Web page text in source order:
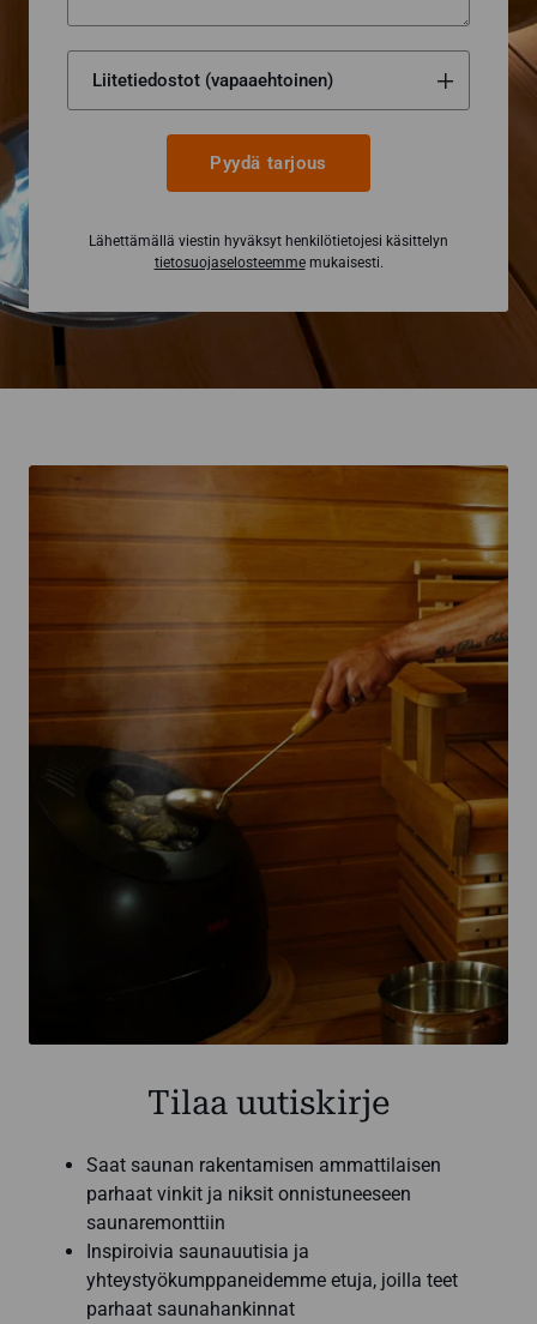
Pyydä tarjous
Lähettämällä viestin hyväksyt henkilötietojesi käsittelyn
tietosuojaselosteemmemukaisesti.
Tilaa uutiskirje
Saat saunan rakentamisen ammattilaisen
parhaat vinkit ja niksit onnistuneeseen
saunaremonttiin
Inspiroivia saunauutisia ja
yhteystyökumppaneidemme etuja, joilla teet
parhaat saunahankinnat